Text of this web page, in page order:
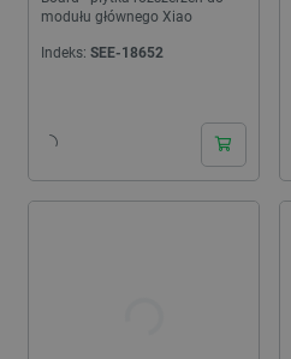
modułu głównego Xiao
Indeks: SEE-18652